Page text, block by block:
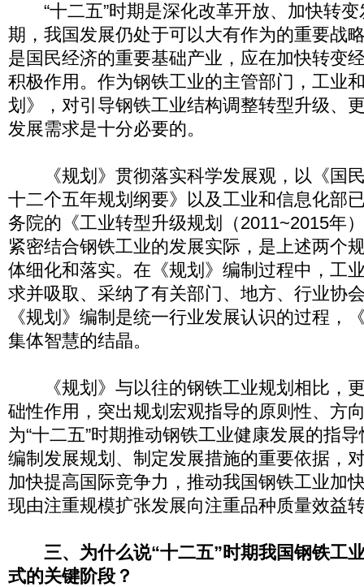
“十二五”时期是深化改革开放、加快转变
期，我国发展仍处于可以大有作为的重要战
是国民经济的重要基础产业，应在加快转变
积极作用。作为钢铁工业的主管部门，工业
划》，对引导钢铁工业结构调整转型升级、
发展需求是十分必要的。
《规划》贯彻落实科学发展观，以《国
十二个五年规划纲要》以及工业和信息化部
务院的《工业转型升级规划（2011~2015年
紧密结合钢铁工业的发展实际，是上述两个
体细化和落实。在《规划》编制过程中，工
求并吸取、采纳了有关部门、地方、行业协
《规划》编制是统一行业发展认识的过程，
集体智慧的结晶。
《规划》与以往的钢铁工业规划相比，
础性作用，突出规划宏观指导的原则性、方
为“十二五”时期推动钢铁工业健康发展的指
编制发展规划、制定发展措施的重要依据，
加快提高国际竞争力，推动我国钢铁工业加
现由注重规模扩张发展向注重品种质量效益
三、为什么说“十二五”时期我国钢铁工
式的关键阶段？